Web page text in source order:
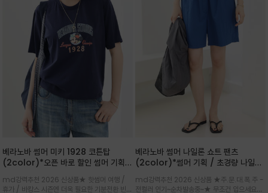
베라노바 썸머 미키 1928 코튼탑
(2color)*오픈 바로 할인 썸머 기획
★ 한정수량 제작 ★ 오가닉 코튼으로
빈티지 프린트로 여름 하의와 모두 잘어
md강력추천 2026 신상품★ 핫썸머 여행 /
휴가 / 바캉스 시즌엔 더욱 필요한 기분전환 빈티
베라노바 썸머 나일론 쇼트 팬츠
(2color)*썸머 기획 / 초경량 나일론
가벼운 아이템 / 여행 / 일상 / 운동 모
md강력추천 2026 신상품 ★주.문.대.폭.주 -
전컬러 인기~순차발송중~★ 무조건 입으세요~~